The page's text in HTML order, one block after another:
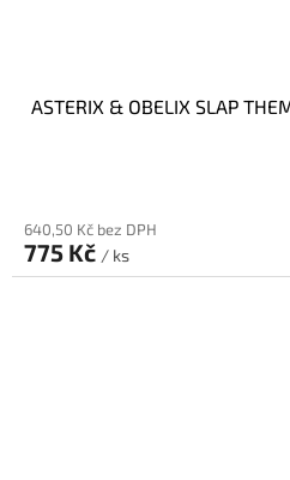
ASTERIX & OBELIX SLAP
640,50 Kč bez DPH
775 Kč / ks